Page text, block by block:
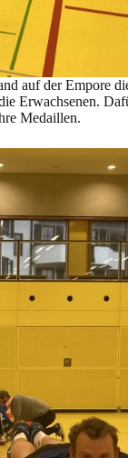
auf der Empore
Erwachsenen.
Medaillen.